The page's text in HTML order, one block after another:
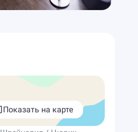
Показать на карте